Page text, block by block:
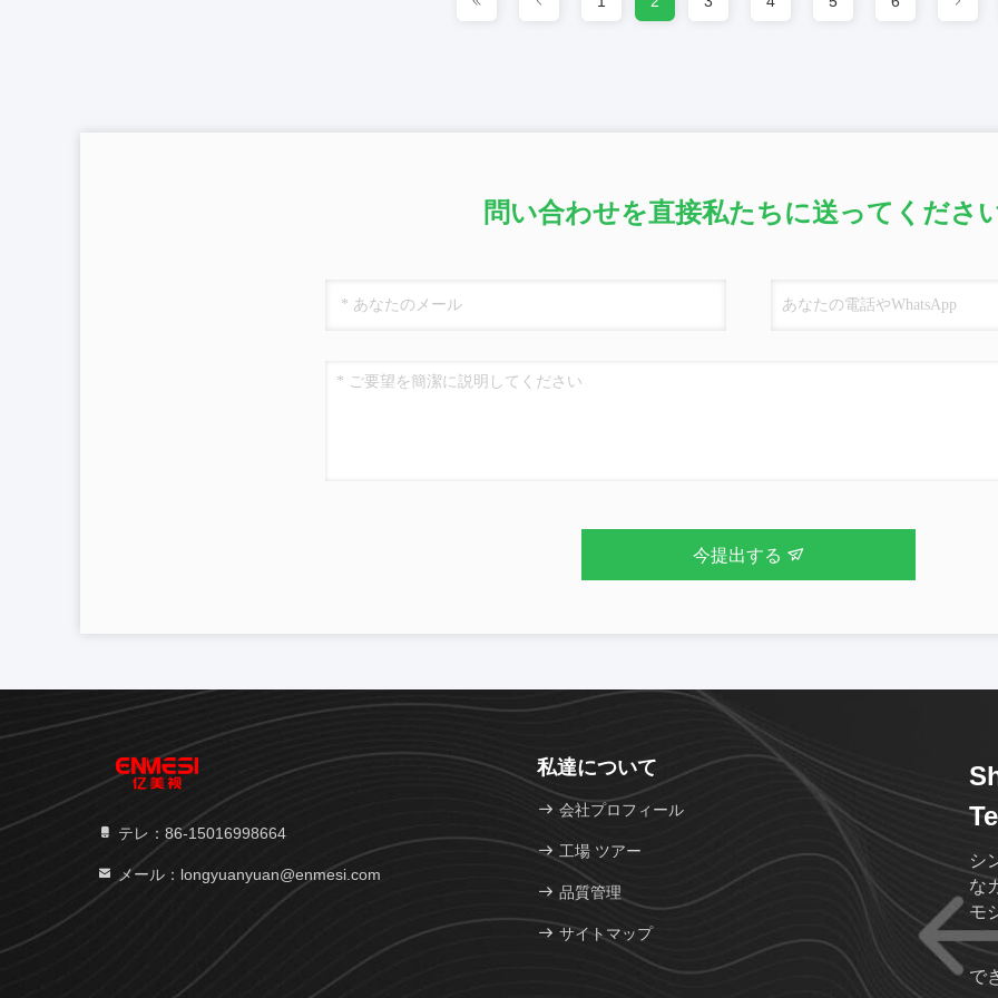
問い合わせを直接私たちに送ってくださ
今提出する
テレ：86-15016998664
メール：longyuanyuan@enmesi.com
私達について
会社プロフィール
工場 ツアー
品質管理
サイトマップ
シ
な
モ
で